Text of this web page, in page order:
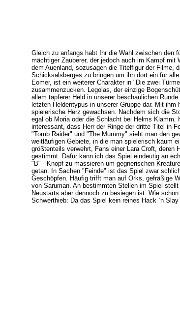
Gleich zu anfangs habt Ihr die Wahl zwischen den
mächtiger Zauberer, der jedoch auch im Kampf mit
dem Auenland, sozusagen die Titelfigur der Filme,
Schicksalsberges zu bringen um ihn dort ein für
Eomer, ist ein weiterer Charakter in "Die zwei
zusammenzucken. Legolas, der einzige
allem tapferer Held in unserer beschaulichen
letzten Heldentypus in unserer Gruppe dar. Mit
spielerische Herz gewachsen. Nachdem sich die
egal ob Moria oder die Schlacht bei Helms Klamm.
interessant, dass Herr der Ringe der dritte Titel in
"Tomb Raider" und "The Mummy" sieht man den
weitläufigen Gebiete, in die man spielerisch kaum
größtenteils verwehrt, Fans einer Lara Croft, deren
gestimmt. Dafür kann ich das Spiel eindeutig an
"B" - Knopf zu massieren um gegnerischen
getan. In Sachen "Feinde" ist das Spiel zwar
Geschöpfen. Häufig trifft man auf Orks, gefräßige
von Saruman. An bestimmten Stellen im Spiel
Neustarts aber dennoch zu besiegen ist. Wie
Schwerthieb: Da das Spiel kein reines Hack `n